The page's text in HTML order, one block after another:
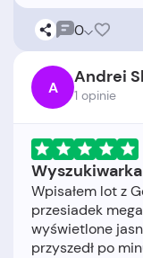
0
A Andrei
1 opinie
Wpisałem lot z
przesiadek
wyświetlone
przyszedł po